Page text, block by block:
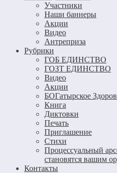
Участники
Наши баннеры
Акции
Видео
Антреприза
Рубрики
ГОБ ЕДИНСТВО
ГОЗТ ЕДИНСТВО
Видео
Акции
БОГатырское
Книга
Диктовки
Печать
Приглашение
Стихи
Процессуальный
становятся вашим
Контакты